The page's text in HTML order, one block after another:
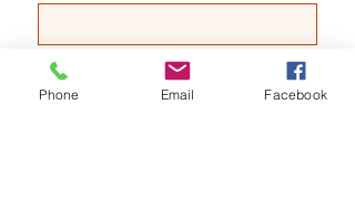
姓
Phone Email Facebook